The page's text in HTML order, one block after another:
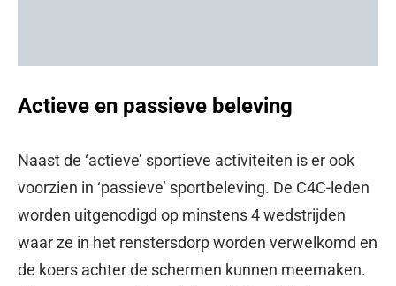
Actieve en passieve beleving
Naast de ‘actieve’ sportieve activiteiten is er ook
voorzien in ‘passieve’ sportbeleving. De C4C-leden
worden uitge­nodigd op minstens 4 wedstrijden
waar ze in het renstersdorp worden verwelkomd en
de koers achter de schermen kunnen meemaken.